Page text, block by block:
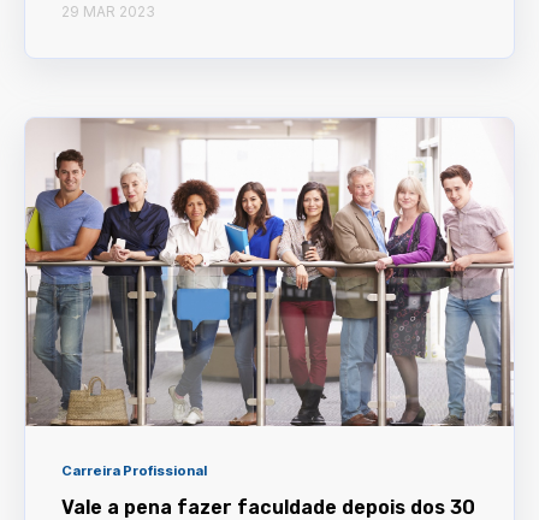
29 MAR 2023
Carreira Profissional
Vale a pena fazer faculdade depois dos 30